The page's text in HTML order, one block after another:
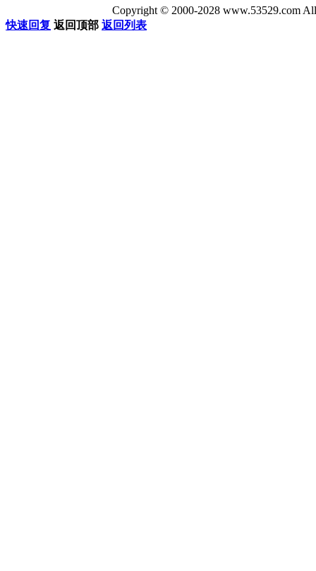
Copyright © 2000-2028 www.53529.com
快速回复 返回顶部 返回列表